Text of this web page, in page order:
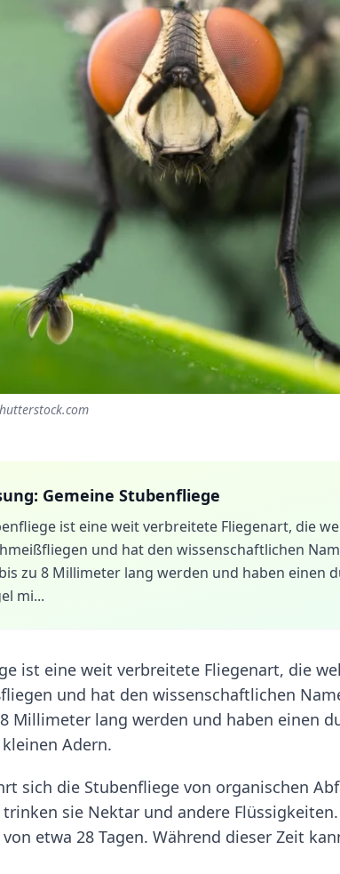
Gemeine Stubenfliege
ist eine weit verbreitete Fliegenart, die
und hat den wissenschaftlichen
zu 8 Millimeter lang werden und haben einen
mi...
ist eine weit verbreitete Fliegenart, die
und hat den wissenschaftlichen
Millimeter lang werden und haben einen
Adern.
sich die Stubenfliege von organischen
trinken sie Nektar und andere
etwa 28 Tagen. Während dieser Zeit